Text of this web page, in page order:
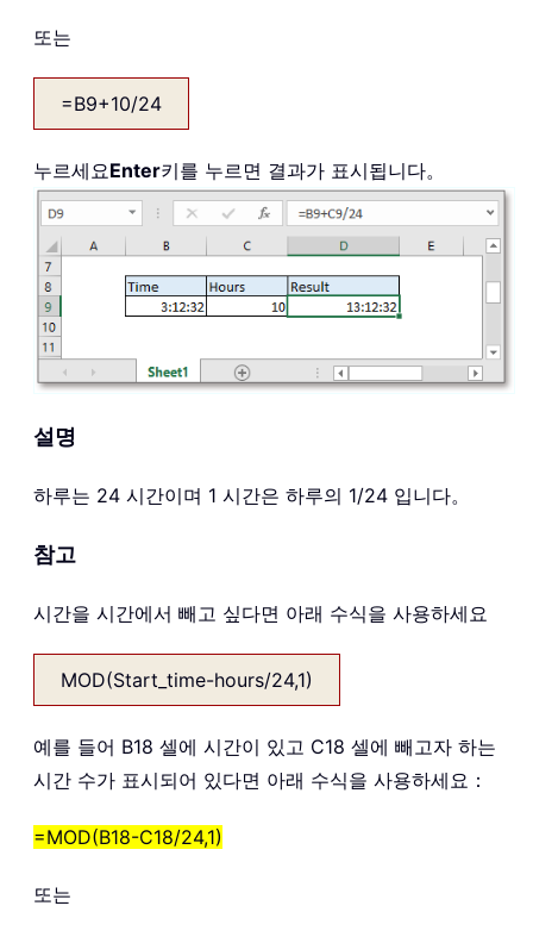
또는
=B9+10/24
누르세요Enter키를 누르면 결과가 표시됩니다。
설명
하루는 24 시간이며 1 시간은 하루의 1/24 입니다。
참고
시간을 시간에서 빼고 싶다면 아래 수식을 사용하세요
MOD(Start_time-hours/24,1)
예를 들어 B18 셀에 시간이 있고 C18 셀에 빼고자 하는
시간 수가 표시되어 있다면 아래 수식을 사용하세요：
=MOD(B18-C18/24,1)
또는